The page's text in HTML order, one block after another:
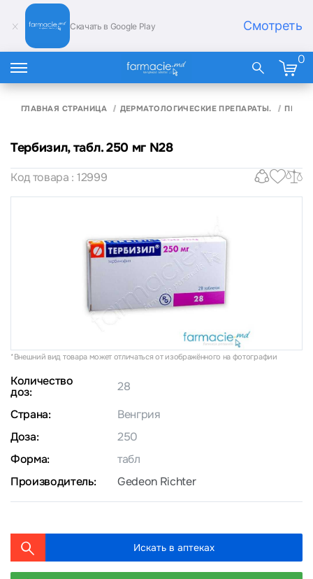
Скачать в Google Play Смотреть
0
ГЛАВНАЯ СТРАНИЦА ДЕРМАТОЛОГИЧЕСКИЕ ПРЕПАРАТЫ.
Тербизил, табл. 250 мг N28
Код товара : 12999
*Внешний вид товара может отличаться от изображённого на фотографии
Количество
доз:
28
Страна:
Венгрия
Доза:
250
Форма:
табл
Производитель:
Gedeon Richter
Искать в аптеках